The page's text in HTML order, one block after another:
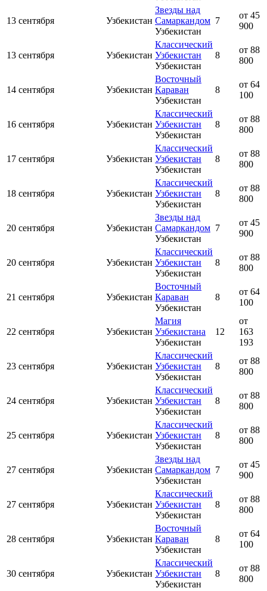
13 сентября Узбекистан
Звезды над
Самаркандом
Узбекистан
7
от 45
900
13 сентября Узбекистан
Классический
Узбекистан
Узбекистан
8
от 88
800
14 сентября Узбекистан
Восточный
Караван
Узбекистан
8
от 64
100
16 сентября Узбекистан
Классический
Узбекистан
Узбекистан
8
от 88
800
17 сентября Узбекистан
Классический
Узбекистан
Узбекистан
8
от 88
800
18 сентября Узбекистан
Классический
Узбекистан
Узбекистан
8
от 88
800
20 сентября Узбекистан
Звезды над
Самаркандом
Узбекистан
7
от 45
900
20 сентября Узбекистан
Классический
Узбекистан
Узбекистан
8
от 88
800
21 сентября Узбекистан
Восточный
Караван
Узбекистан
8
от 64
100
22 сентября Узбекистан
Магия
Узбекистана
Узбекистан
12
от
163
193
23 сентября Узбекистан
Классический
Узбекистан
Узбекистан
8
от 88
800
24 сентября Узбекистан
Классический
Узбекистан
Узбекистан
8
от 88
800
25 сентября Узбекистан
Классический
Узбекистан
Узбекистан
8
от 88
800
27 сентября Узбекистан
Звезды над
Самаркандом
Узбекистан
7
от 45
900
27 сентября Узбекистан
Классический
Узбекистан
Узбекистан
8
от 88
800
28 сентября Узбекистан
Восточный
Караван
Узбекистан
8
от 64
100
30 сентября Узбекистан
Классический
Узбекистан
Узбекистан
8
от 88
800